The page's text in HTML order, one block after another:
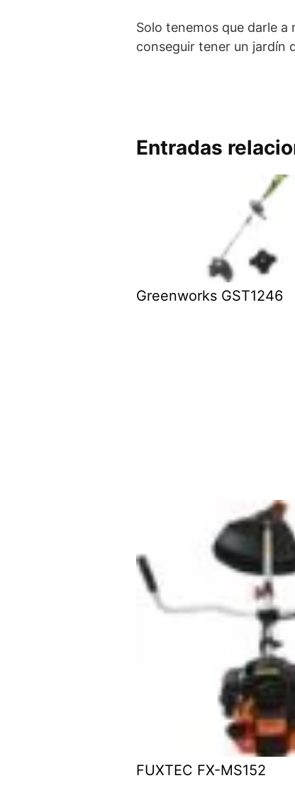
Solo tenemos que darle
conseguir tener un jardín
Entradas
Greenworks GST1246
FUXTEC FX-MS152